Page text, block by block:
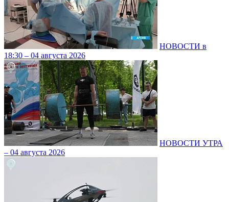
НОВОСТИ в
18:30 – 04 августа 2026
НОВОСТИ УТРА
– 04 августа 2026